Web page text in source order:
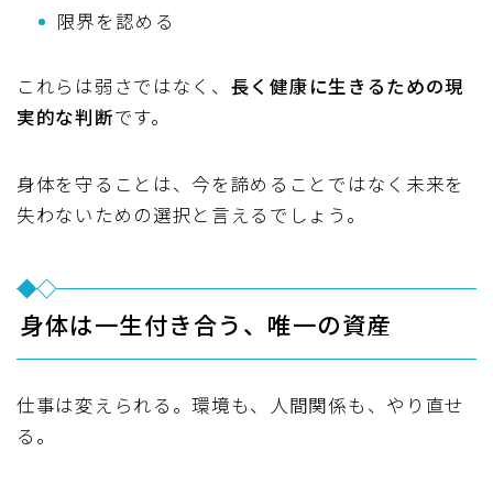
限界を認める
これらは弱さではなく、 長く健康に生きるための現
実的な判断です。
身体を守ることは、今を諦めることではなく未来を
失わないための選択と言えるでしょう。
身体は一生付き合う、唯一の資産
仕事は変えられる。環境も、人間関係も、やり直せ
る。